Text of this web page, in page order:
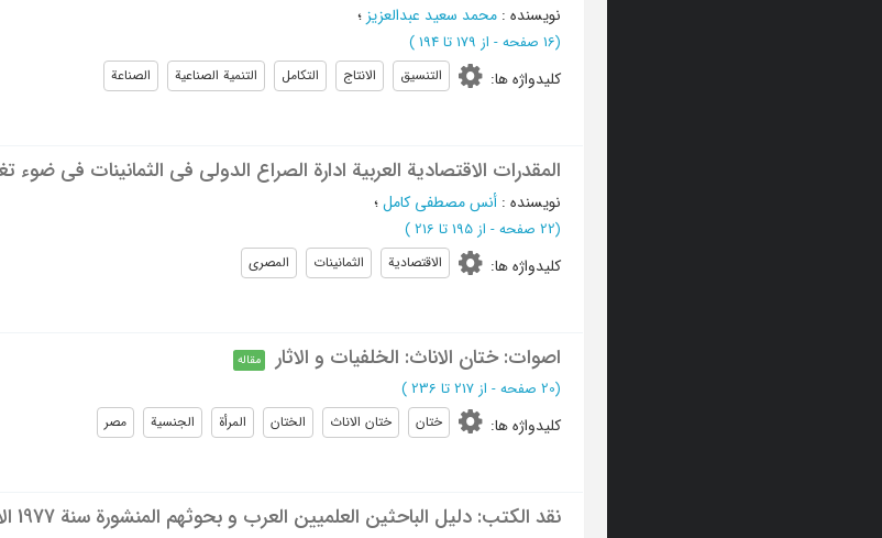
نویسنده : محمد سعید عبدالعزیز ؛
(‎16 صفحه - از 179 تا 194 )
کلیدواژه ها: التنسیق الانتاج التکامل التنمیة الصناعیة الصناعة
المقدرات الاقتصادیة العربیة ادارة الصراع الدولی فی الثمانینات فی
نویسنده : أنس مصطفی کامل؛
(‎22 صفحه - از 195 تا 216 )
کلیدواژه ها: الاقتصادیة الثمانینات المصری
اصوات: ختان الاناث: الخلفیات و الاثار مقاله
(‎20 صفحه - از 217 تا 236 )
کلیدواژه ها: ختان ختان الاناث الختان المرأة الجنسیة مصر
نقد الکتب: دلیل الباحثین العلمیین العرب و بحوثهم المنشورة سنة 1977 الاجزاء 1، 2، 3، حافظ قبیسی